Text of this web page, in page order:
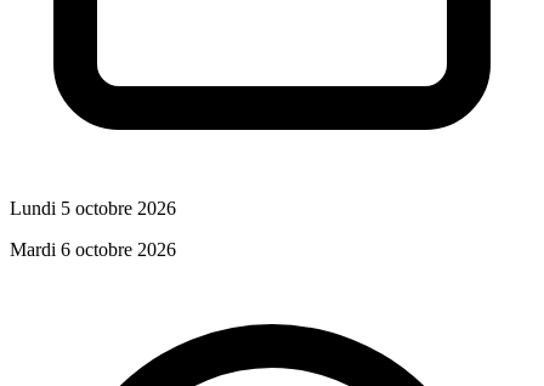
Lundi 5 octobre 2026
Mardi 6 octobre 2026